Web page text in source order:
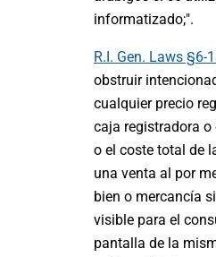
informatizado;".
R.I. Gen. Laws §6-
obstruir
cualquier precio
caja registradora
o el coste total de
una venta al por
bien o mercancía
visible para el
pantalla de la